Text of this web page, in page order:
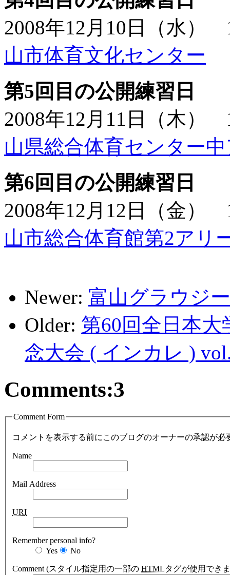
2008年12月10日（水
山市体育文化センター
第5回目の公開練習日
2008年12月11日（木
山県総合体育センター
第6回目の公開練習日
2008年12月12日（金
山市総合体育館第2アリ
Newer: 富山グラウジ
Older: 第60回全日本
念大会 ( インカレ )
Comments:3
Comment Form
コメントを表示する前にこのブログのオーナーの承認が必
Name
Mail Address
URI
Remember personal info?
Yes
No
Comment (スタイル指定用の一部の HTMLタグが使用でき